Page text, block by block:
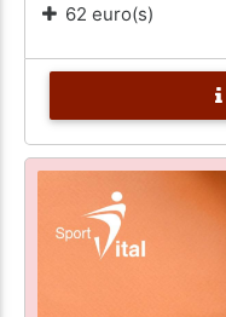
62 euro(s)